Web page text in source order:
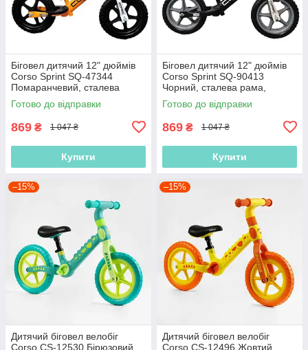
Біговел дитячий 12" дюймів
Corso Sprint SQ-47344
Помаранчевий, сталева
рама, колеса EVA (піна),
підставка для ніжок, велобіг
Готово до відправки
869 ₴ 1 047 ₴
Купити
Біговел дитячий 12" дюймів
Corso Sprint SQ-90413
Чорний, сталева рама,
колеса EVA (піна), підставка
для ніжок, велобіг
Готово до відправки
869 ₴ 1 047 ₴
Купити
–15%
Дитячий біговел велобіг
Corso CS-12530 Бірюзовий,
–15%
Дитячий біговел велобіг
Corso CS-12496 Жовтий,